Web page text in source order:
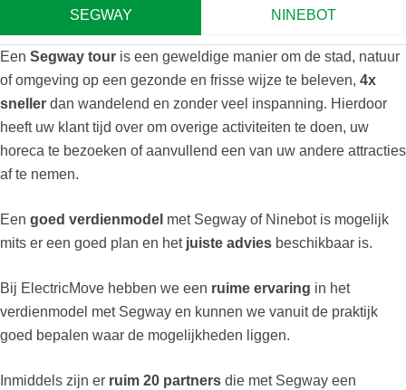
SEGWAY NINEBOT
Een Segway tour is een geweldige manier om de stad, natuur
of omgeving op een gezonde en frisse wijze te beleven, 4x
sneller dan wandelend en zonder veel inspanning. Hierdoor
heeft uw klant tijd over om overige activiteiten te doen, uw
horeca te bezoeken of aanvullend een van uw andere attracties
af te nemen.
Een goed verdienmodel met Segway of Ninebot is mogelijk
mits er een goed plan en het juiste advies beschikbaar is.
Bij ElectricMove hebben we een ruime ervaring in het
verdienmodel met Segway en kunnen we vanuit de praktijk
goed bepalen waar de mogelijkheden liggen.
Inmiddels zijn er ruim 20 partners die met Segway een